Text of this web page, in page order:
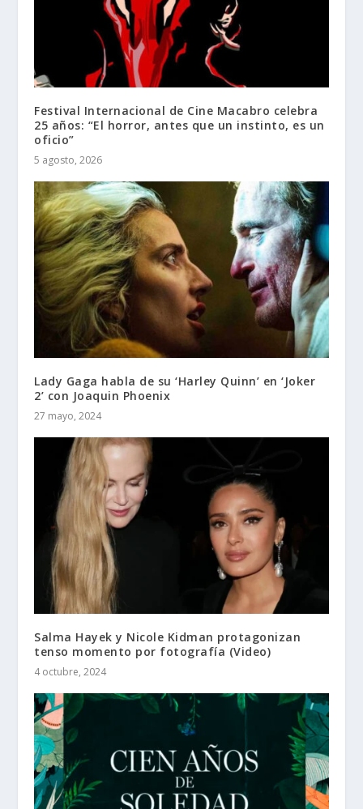
Festival Internacional de Cine Macabro celebra
25 años: “El horror, antes que un instinto, es un
oficio”
5 agosto, 2026
Lady Gaga habla de su ‘Harley Quinn’ en ‘Joker
2’ con Joaquin Phoenix
27 mayo, 2024
Salma Hayek y Nicole Kidman protagonizan
tenso momento por fotografía (Video)
4 octubre, 2024